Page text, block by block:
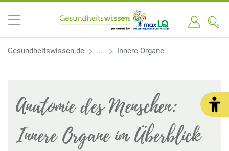
Gesundheitswissen.de Innere Organe
Anatomie des Menschen:
Innere Organe im Überblick